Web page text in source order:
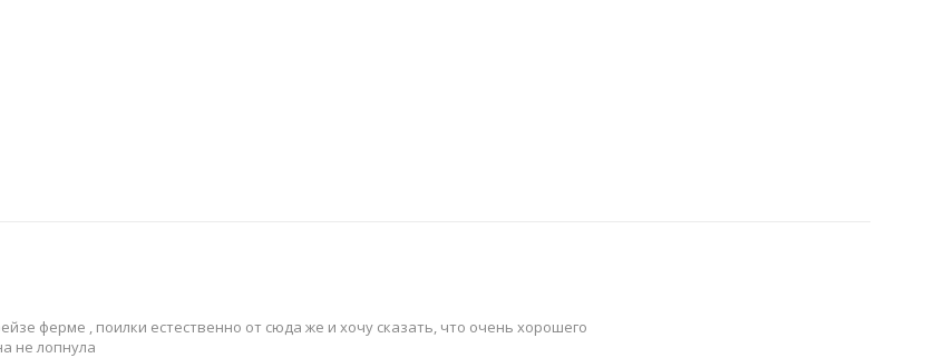
ферме , поилки естественно от сюда же и хочу сказать, что очень хорошего
не лопнула